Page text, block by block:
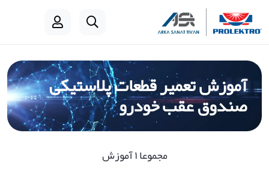
آموزش تعمیر قطعات پلاستیکی
صندوق عقب خودرو
مجموعا ۱ آموزش